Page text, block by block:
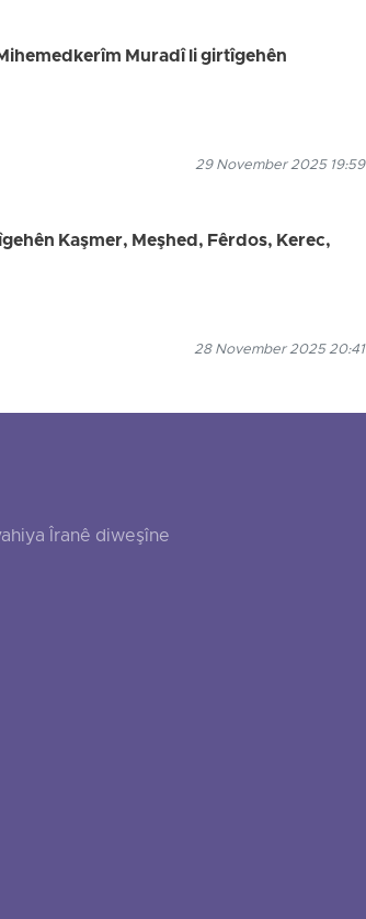
Muradî li girtîgehên
29 November 2025 19:59
Kaşmer, Meşhed, Fêrdos, Kerec,
28 November 2025 20:41
Îranê diweşîne